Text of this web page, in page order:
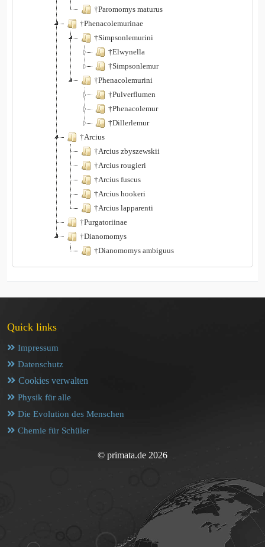
†Paromomys maturus
†Phenacolemurinae
†Simpsonlemurini
†Elwynella
†Simpsonlemur
†Phenacolemurini
†Pulverflumen
†Phenacolemur
†Dillerlemur
†Arcius
†Arcius zbyszewskii
†Arcius rougieri
†Arcius fuscus
†Arcius hookeri
†Arcius lapparenti
†Purgatoriinae
†Dianomomys
†Dianomomys ambiguus
Quick links
Impressum
Datenschutz
Cookies verwalten
Physik für alle
Die Evolution des Menschen
Chemie für Schüler
© primata.de 2026